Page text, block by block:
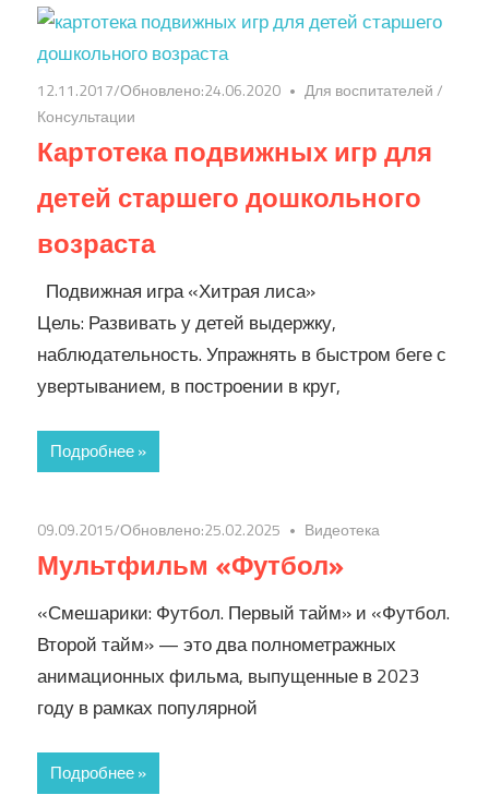
12.11.2017/Обновлено:24.06.2020 Для воспитателей/
Консультации
Картотека подвижных игр для
детей старшего дошкольного
возраста
Подвижная игра «Хитрая лиса»
Цель: Развивать у детей выдержку,
наблюдательность. Упражнять в быстром беге с
увертыванием, в построении в круг,
Подробнее »
09.09.2015/Обновлено:25.02.2025 Видеотека
Мультфильм «Футбол»
«Смешарики: Футбол. Первый тайм» и «Футбол.
Второй тайм» — это два полнометражных
анимационных фильма, выпущенные в 2023
году в рамках популярной
Подробнее »